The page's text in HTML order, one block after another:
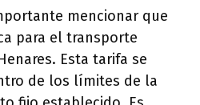
mencionar que
para el transporte
Esta tarifa se
de los límites de la